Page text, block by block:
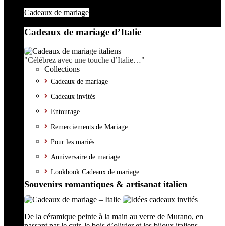
Cadeaux de mariage
Cadeaux de mariage d’Italie
"Célébrez avec une touche d’Italie…"
Collections
Cadeaux de mariage
Cadeaux invités
Entourage
Remerciements de Mariage
Pour les mariés
Anniversaire de mariage
Lookbook Cadeaux de mariage
Souvenirs romantiques & artisanat italien
De la céramique peinte à la main au verre de Murano, en